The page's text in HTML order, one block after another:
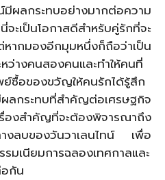
ผลกระทบอย่างมากต่อความ
เป็นโอกาสดีสำหรับคู่รักที่จะ
กมองอีกมุมหนึ่งก็ถือว่าเป็น
างคนสองคนและทำให้คนที่
ซื้อของขวัญให้คนรักได้รู้สึก
กระทบที่สำคัญต่อเศรษฐกิจ
องสำคัญที่จะต้องพิจารณาถึง
างลบของวันวาเลนไทน์ เพื่อ
มเนียมการฉลองเทศกาลและ
กัน